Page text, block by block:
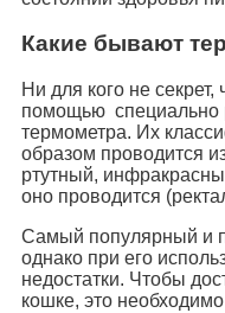
Какие бывают
Ни для кого не
помощью специально
термометра. Их
образом проводится
ртутный,
оно проводится
Самый популярный и
однако при его
недостатки. Чтобы
кошке, это